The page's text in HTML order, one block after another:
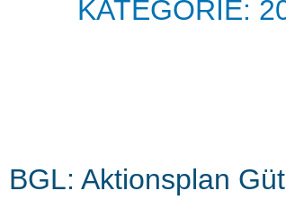
KATEGORIE:
BGL: Aktionsplan